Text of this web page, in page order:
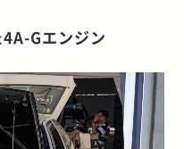
Gエンジン